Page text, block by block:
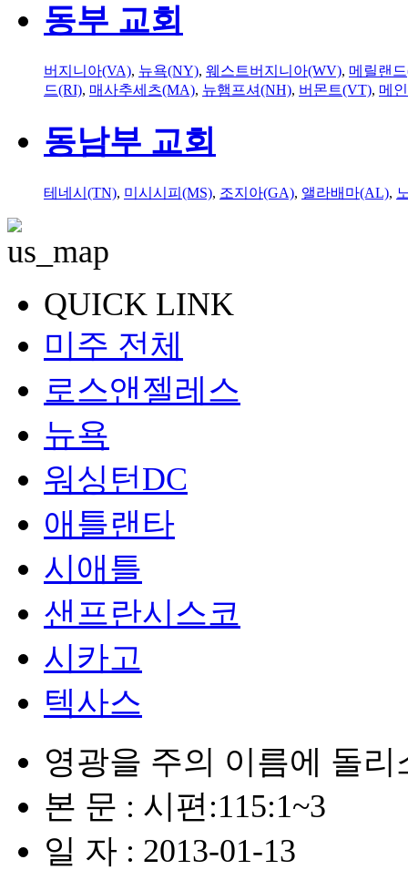
동부 교회
버지니아(VA), 뉴욕(NY), 웨스트버지니아(WV), 메릴랜
드(RI), 매사추세츠(MA), 뉴햄프셔(NH), 버몬트(VT), 메
동남부 교회
테네시(TN), 미시시피(MS), 조지아(GA), 앨라배마(AL),
QUICK LINK
미주 전체
로스앤젤레스
뉴욕
워싱턴DC
애틀랜타
시애틀
샌프란시스코
시카고
텍사스
영광을 주의 이름에 돌리
본 문 : 시편:115:1~3
일 자 : 2013-01-13